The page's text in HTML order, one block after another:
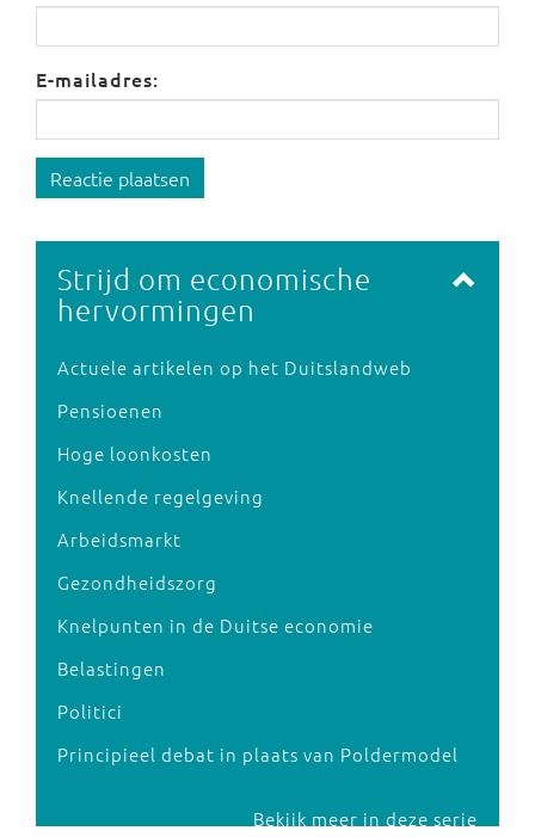
E-mailadres:
Reactie plaatsen
Strijd om economische
hervormingen
Actuele artikelen op het Duitslandweb
Pensioenen
Hoge loonkosten
Knellende regelgeving
Arbeidsmarkt
Gezondheidszorg
Knelpunten in de Duitse economie
Belastingen
Politici
Principieel debat in plaats van Poldermodel
Bekijk meer in deze serie